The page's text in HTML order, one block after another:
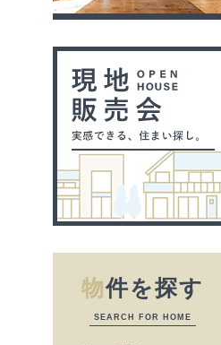
物件を探す
SEARCH FOR HOME